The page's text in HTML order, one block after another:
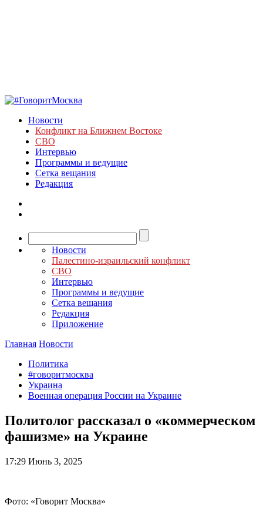
Новости
Конфликт на Ближнем Востоке
СВО
Интервью
Программы и ведущие
Сетка вещания
Редакция
Новости
Палестино-израильский конфликт
СВО
Интервью
Программы и ведущие
Сетка вещания
Редакция
Приложение
Главная Новости
Политика
#говоритмосква
Украина
Военная операция России на Украине
Политолог рассказал о «коммерческом
фашизме» на Украине
17:29 Июнь 3, 2025
Фото: «Говорит Москва»